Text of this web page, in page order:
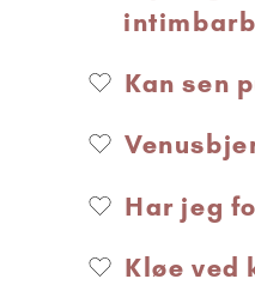
Kan sen
Har jeg
Kløe ved